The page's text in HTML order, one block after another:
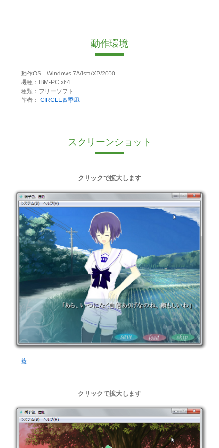
動作環境
動作OS：Windows 7/Vista/XP/2000
機種：IBM-PC x64
種類：フリーソフト
作者： CIRCLE四季凪
スクリーンショット
クリックで拡大します
藍
クリックで拡大します